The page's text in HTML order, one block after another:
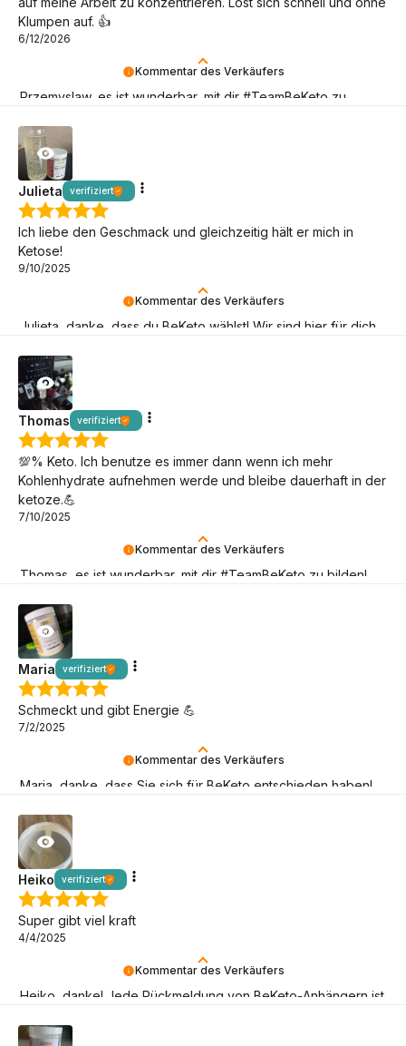
Kommentar des Verkäufers
Przemyslaw, es ist wunderbar, mit dir #TeamBeKeto zu
Klumpen auf. 👍️
6/12/2026
Kommentar des Verkäufers
Julieta, danke, dass du BeKeto wählst! Wir sind hier für dich
Julieta verifiziert
Ich liebe den Geschmack und gleichzeitig hält er mich in
Ketose!
9/10/2025
Kommentar des Verkäufers
Thomas, es ist wunderbar, mit dir #TeamBeKeto zu bilden!
Thomas verifiziert
💯% Keto. Ich benutze es immer dann wenn ich mehr
Kohlenhydrate aufnehmen werde und bleibe dauerhaft in der
ketoze.💪
7/10/2025
Kommentar des Verkäufers
Maria, danke, dass Sie sich für BeKeto entschieden haben!
Keto Abenteuer fortsetzen!
Maria verifiziert
Schmeckt und gibt Energie 💪
7/2/2025
Kommentar des Verkäufers
Heiko, danke! Jede Rückmeldung von BeKeto-Anhängern ist
Heiko verifiziert
Super gibt viel kraft
4/4/2025